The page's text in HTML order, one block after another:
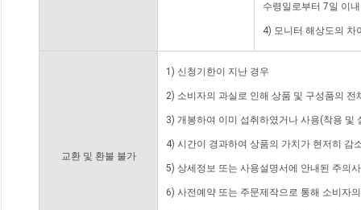
수령일로부터 7일 이
4) 모니터 해상도의 차
교환 및 환불 불가
1) 신청기한이 지난 경우
2) 소비자의 과실로 인해 상품 및 구성품의
3) 개봉하여 이미 섭취하였거나 사용(착용 및
4) 시간이 경과하여 상품의 가치가 현저히 감
5) 상세정보 또는 사용설명서에 안내된 주의
6) 사전예약 또는 주문제작으로 통해 소비자